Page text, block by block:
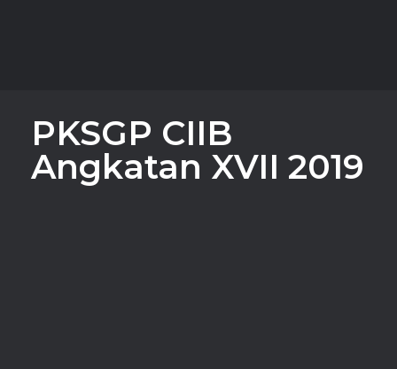
PKSGP CIIB
Angkatan XVII 2019